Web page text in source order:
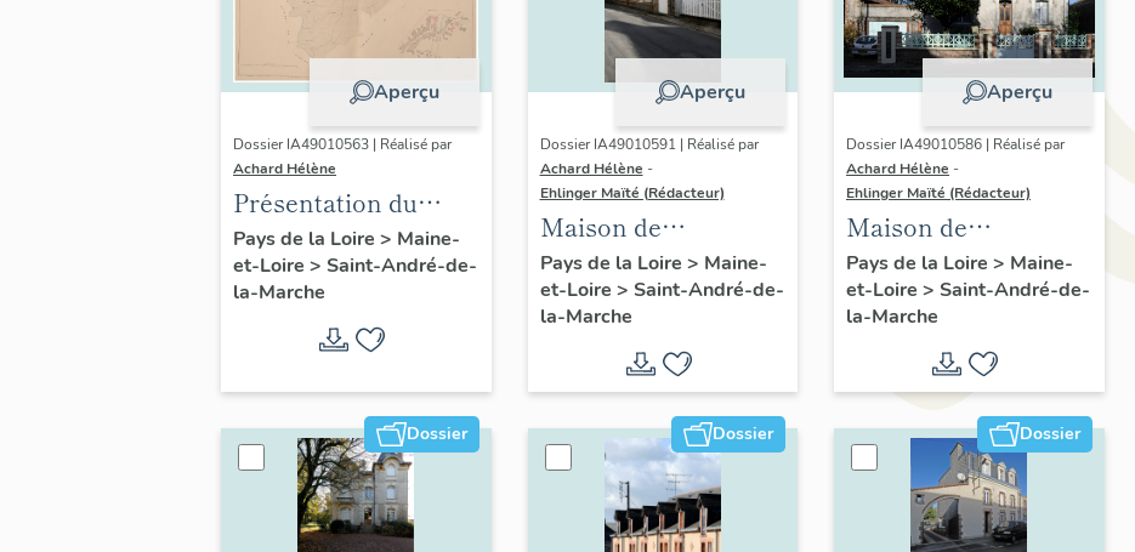
Aperçu
Dossier IA49010563 | Réalisé par
Achard Hélène
Présentation du
patrimoine
industriel de la
commune de Saint-
André-de-la-Marche
Pays de la Loire > Maine-
et-Loire > Saint-André-de-
la-Marche
Aperçu
Dossier IA49010591 | Réalisé par
Achard Hélène -
Ehlinger Maïté (Rédacteur)
Maison de
l'industriel de M.
Morinière fondateur
de l'usine Morinière-
Ripoche, 5 rue de la
Tannerie, Saint-
André-de-la-Marche
Pays de la Loire > Maine-
et-Loire > Saint-André-de-
la-Marche
Aperçu
Dossier IA49010586 | Réalisé par
Achard Hélène -
Ehlinger Maïté (Rédacteur)
Maison de
l'industriel Joseph
Chéné fils, directeur
de l'Usine Durand-
Chéné, 16 rue du
Calvaire, Saint-
André-de-la-Marche
Pays de la Loire > Maine-
et-Loire > Saint-André-de-
la-Marche
Dossier Dossier Dossier